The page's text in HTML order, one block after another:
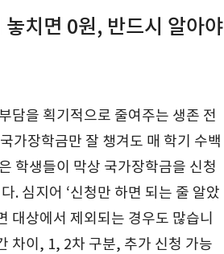
치면 0원, 반드시 알아야
담을 획기적으로 줄여주는 생존 전
가장학금만 잘 챙겨도 매 학기 수백
학생들이 막상 국가장학금을 신청
. 심지어 ‘신청만 하면 되는 줄 알았
대상에서 제외되는 경우도 많습니
차이, 1, 2차 구분, 추가 신청 가능